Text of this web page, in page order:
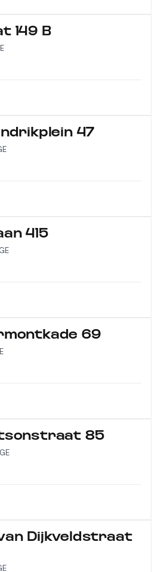
149 B
47
415
69
85
Dijkveldstraat